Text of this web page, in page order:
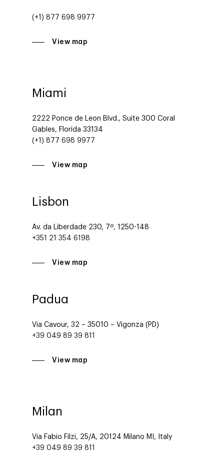
(+1) 877 698 9977
View map
Miami
2222 Ponce de Leon Blvd., Suite 300 Coral
Gables, Florida 33134
(+1) 877 698 9977
View map
Lisbon
Av. da Liberdade 230, 7º, 1250-148
+351 21 354 6198
View map
Padua
Via Cavour, 32 – 35010 – Vigonza (PD)
+39 049 89 39 811
View map
Milan
Via Fabio Filzi, 25/A, 20124 Milano MI, Italy
+39 049 89 39 811
Social 360
Cloud im Marketing
Events